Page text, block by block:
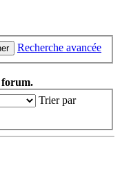
Recherche avancée
forum.
Trier par